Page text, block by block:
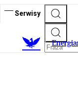
Serwisy
E